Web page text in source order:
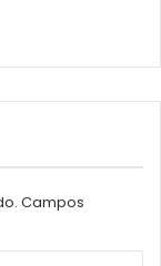
Campos